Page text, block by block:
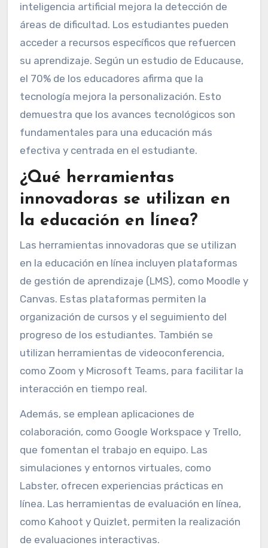
inteligencia artificial mejora la detección de
áreas de dificultad. Los estudiantes pueden
acceder a recursos específicos que refuercen
su aprendizaje. Según un estudio de Educause,
el 70% de los educadores afirma que la
tecnología mejora la personalización. Esto
demuestra que los avances tecnológicos son
fundamentales para una educación más
efectiva y centrada en el estudiante.
¿Qué herramientas
innovadoras se utilizan en
la educación en línea?
Las herramientas innovadoras que se utilizan
en la educación en línea incluyen plataformas
de gestión de aprendizaje (LMS), como Moodle y
Canvas. Estas plataformas permiten la
organización de cursos y el seguimiento del
progreso de los estudiantes. También se
utilizan herramientas de videoconferencia,
como Zoom y Microsoft Teams, para facilitar la
interacción en tiempo real.
Además, se emplean aplicaciones de
colaboración, como Google Workspace y Trello,
que fomentan el trabajo en equipo. Las
simulaciones y entornos virtuales, como
Labster, ofrecen experiencias prácticas en
línea. Las herramientas de evaluación en línea,
como Kahoot y Quizlet, permiten la realización
de evaluaciones interactivas.